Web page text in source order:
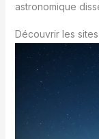
astronomique
Découvrir les